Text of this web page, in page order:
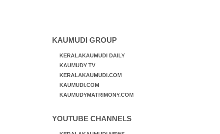
KAUMUDI GROUP
KERALAKAUMUDI DAILY
KAUMUDY TV
KERALAKAUMUDI.COM
KAUMUDI.COM
KAUMUDYMATRIMONY.COM
YOUTUBE CHANNELS